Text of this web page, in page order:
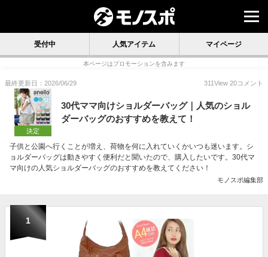
受付中 人気アイテム マイページ
本ページはプロモーションを含みます
最終更新日：2026/06/29 311View 20コメント
決定
30代ママ向けショルダーバッグ｜人気のショル
ダーバッグのおすすめを教えて！
子供と公園へ行くことが増え、荷物を何に入れていくかいつも迷います。シ
ョルダーバッグは動きやすく便利だと聞いたので、購入したいです。30代マ
マ向けの人気ショルダーバッグのおすすめを教えてください！
モノスポ編集部
1